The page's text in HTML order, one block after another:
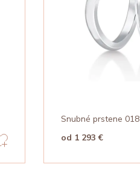
Snubné prstene 018
od 1 293 €